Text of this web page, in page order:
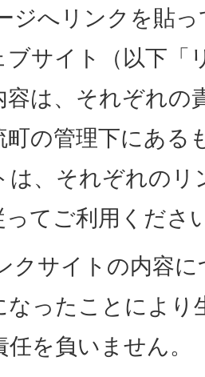
ジへリンクを貼
ブサイト（以下「
容は、それぞれの
町の管理下にある
は、それぞれの
てご利用くださ
クサイトの内容
なったことにより
を負いません。